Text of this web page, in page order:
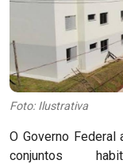
Foto: Ilustrativa
O Governo
conjuntos